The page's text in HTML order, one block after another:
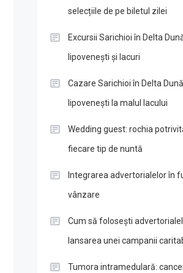
selecțiile de pe biletul zilei
Excursii Sarichioi în Delta
lipovenești și lacuri
Cazare Sarichioi în Delta
lipovenești la malul lacului
Wedding guest: rochia
fiecare tip de nuntă
Integrarea advertorialelor în
vânzare
Cum să folosești
lansarea unei campanii
Tumora intramedulară: